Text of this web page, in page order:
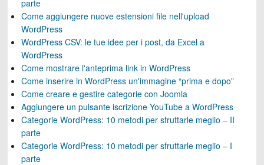
parte
Come aggiungere nuove estensioni file nell'upload
WordPress
WordPress CSV: le tue idee per i post, da Excel a
WordPress
Come mostrare l'anteprima link in WordPress
Come inserire in WordPress un'immagine “prima e dopo”
Come creare e gestire categorie con Joomla
Aggiungere un pulsante iscrizione YouTube a WordPress
Categorie WordPress: 10 metodi per sfruttarle meglio – II
parte
Categorie WordPress: 10 metodi per sfruttarle meglio – I
parte